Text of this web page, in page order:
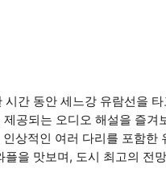
간 동안 세느강 유람선을
공되는 오디오 해설을 즐겨
상적인 여러 다리를 포함한
을 맛보며, 도시 최고의 전